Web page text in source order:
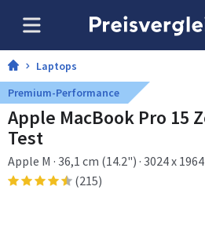
Laptops
Premium-Performance
Apple MacBook Pro 15
Test
Apple M · 36,1 cm (14.2") · 3024 x 1964
macOS Tahoe(215)